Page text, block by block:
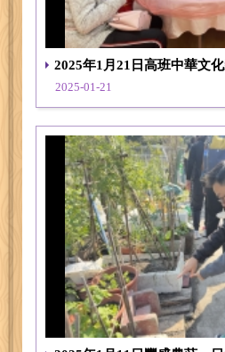
2025年1月21日高班中華文
2025-01-21